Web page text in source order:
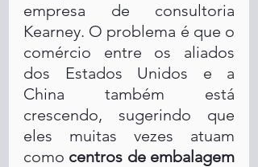
empresa de consultoria
Kearney. O problema é que o
comércio entre os aliados
dos Estados Unidos e a
China também está
crescendo, sugerindo que
eles muitas vezes atuam
como centros de embalagem